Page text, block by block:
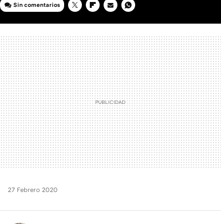
Sin comentarios
27 Febrero 2020